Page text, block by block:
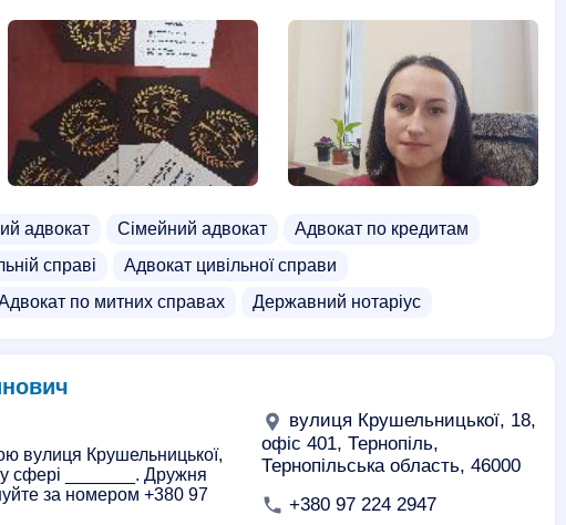
адвокат Сімейний адвокат
Адвокат по кредитам
справі
Адвокат цивільної справи
по митних справах Державний нотаріус
вулиця Крушельницької,
сфері _______. Дружня
за номером +380 97
вулиця Крушельницької, 18,
офіс 401, Тернопіль,
Тернопільська область, 46000
+380 97 224 2947